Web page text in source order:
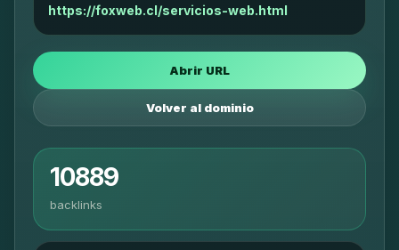
https://foxweb.cl/servicios-web.html
Abrir URL
Volver al dominio
10889
backlinks